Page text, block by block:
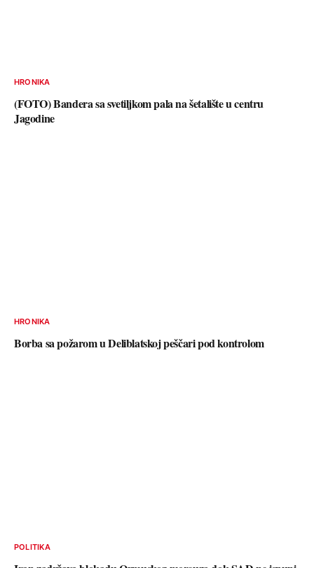
HRONIKA
(FOTO) Bandera sa svetiljkom pala na šetalište u centru
Jagodine
HRONIKA
Borba sa požarom u Deliblatskoj peščari pod kontrolom
POLITIKA